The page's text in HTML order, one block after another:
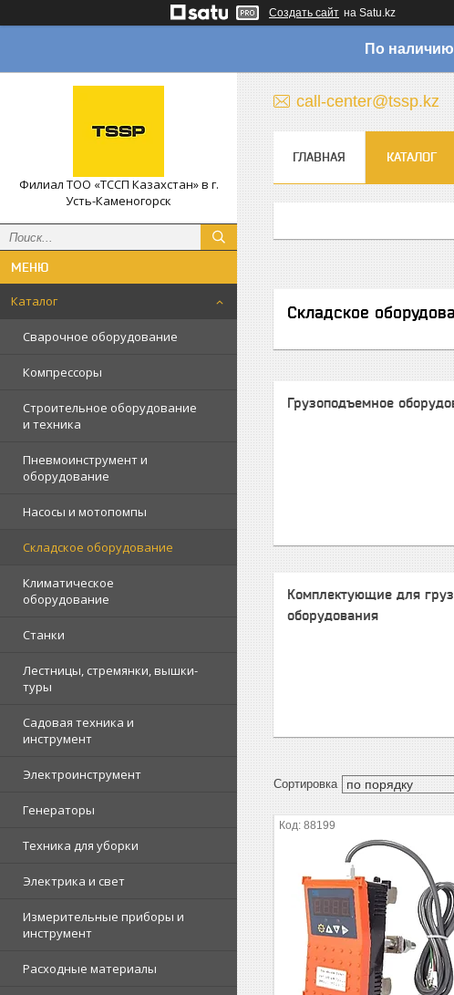
Создать сайт на Satu.kz
По
Филиал ТОО «ТССП Казахстан» в г.
Усть-Каменогорск
Каталог
Сварочное оборудование
Компрессоры
Строительное оборудование
и техника
Пневмоинструмент и
оборудование
Насосы и мотопомпы
Складское оборудование
Климатическое
оборудование
Станки
Лестницы, стремянки, вышки-
туры
Садовая техника и
инструмент
Электроинструмент
Генераторы
Техника для уборки
Электрика и свет
Измерительные приборы и
инструмент
Расходные материалы
call-center@tssp.kz
ГЛАВНАЯ КАТАЛОГ
Складское
Грузоподъемное
Комплектующие для
оборудования
88199